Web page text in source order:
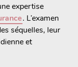
expertise
. L’examen
séquelles, leur
et